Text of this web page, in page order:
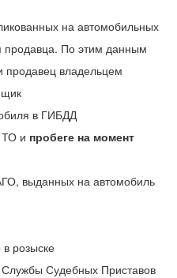
на автомобильных
продавца. По этим данным
продавец владельцем
в ГИБДД
и пробеге на момент
выданных на автомобиль
розыске
Судебных Приставов